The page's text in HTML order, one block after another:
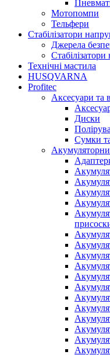
Мотопомпи
Тельфери
Стабілізатори
Джерела
Технічні мастила
HUSQVARNA
Profitec
Аксесуари та
Диски
Сумки